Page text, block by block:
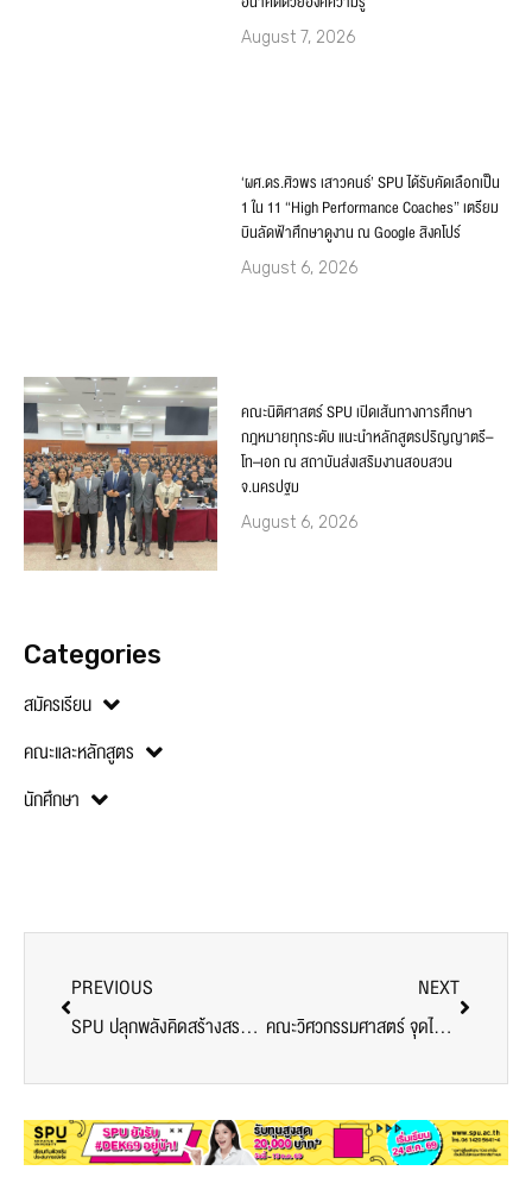
August 7, 2026
‘ผศ.ดร.ศิวพร เสาวคนธ์’ SPU ได้รับคัดเลือกเป็น
1 ใน 11 “High Performance Coaches” เตรียม
บินลัดฟ้าศึกษาดูงาน ณ Google สิงคโปร์
August 6, 2026
คณะนิติศาสตร์ SPU เปิดเส้นทางการศึกษา
กฎหมายทุกระดับ แนะนำหลักสูตรปริญญาตรี–
โท–เอก ณ สถาบันส่งเสริมงานสอบสวน
จ.นครปฐม
August 6, 2026
Categories
สมัครเรียน
คณะและหลักสูตร
นักศึกษา
PREVIOUS
SPU ปลุกพลังคิดสร้างสรรค์! เสริมทักษะนักศึกษา IT จัดเวิร์กชอป Generative AI และภารกิจ SDGs แบบลงมือจริง
NEXT
คณะวิศวกรรมศาสตร์ จุดไฟฝัน! ศิษย์เก่าถ่ายทอดประสบการณ์ “เรียนไป ทำงานไป ก็สำเร็จได้”